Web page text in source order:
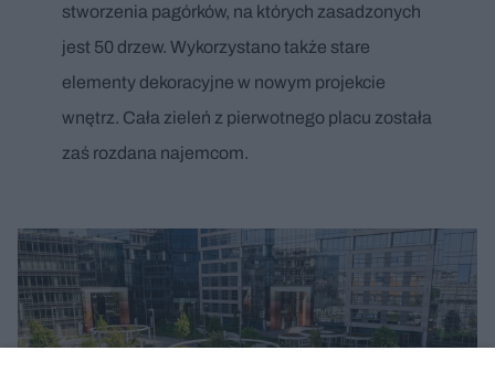
stworzenia pagórków, na których zasadzonych
jest 50 drzew. Wykorzystano także stare
elementy dekoracyjne w nowym projekcie
wnętrz. Cała zieleń z pierwotnego placu została
zaś rozdana najemcom.